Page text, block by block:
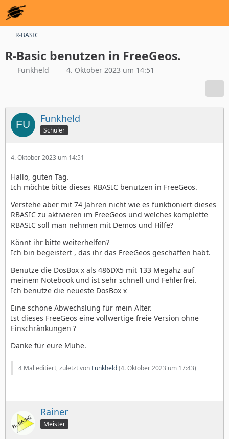
R-BASIC
R-Basic benutzen in FreeGeos.
Funkheld 4. Oktober 2023 um 14:51
Funkheld
Schüler
4. Oktober 2023 um 14:51
Hallo, guten Tag.
Ich möchte bitte dieses RBASIC benutzen in FreeGeos.
Verstehe aber mit 74 Jahren nicht wie es funktioniert dieses
RBASIC zu aktivieren im FreeGeos und welches komplette
RBASIC soll man nehmen mit Demos und Hilfe?
Könnt ihr bitte weiterhelfen?
Ich bin begeistert , das ihr das FreeGeos geschaffen habt.
Benutze die DosBox x als 486DX5 mit 133 Megahz auf
meinem Notebook und ist sehr schnell und Fehlerfrei.
Ich benutze die neueste DosBox x
Eine schöne Abwechslung für mein Alter.
Ist dieses FreeGeos eine vollwertige freie Version ohne
Einschränkungen ?
Danke für eure Mühe.
4 Mal editiert, zuletzt von Funkheld(4. Oktober 2023 um 17:43)
Rainer
Meister